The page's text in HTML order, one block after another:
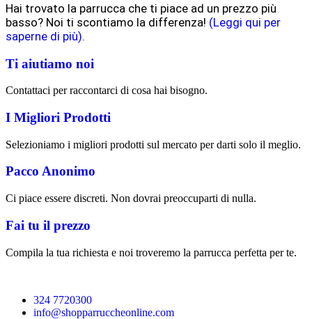
Hai trovato la parrucca che ti piace ad un prezzo più
basso? Noi ti scontiamo la differenza! (Leggi qui per
saperne di più).
Ti aiutiamo noi
Contattaci per raccontarci di cosa hai bisogno.
I Migliori Prodotti
Selezioniamo i migliori prodotti sul mercato per darti solo il meglio.
Pacco Anonimo
Ci piace essere discreti. Non dovrai preoccuparti di nulla.
Fai tu il prezzo
Compila la tua richiesta e noi troveremo la parrucca perfetta per te.
324 7720300
info@shopparruccheonline.com